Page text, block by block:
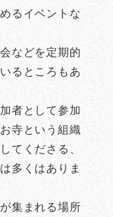
るイベントな
などを定期的
るところもあ
者として参加
寺という組織
てくださる、
多くはありま
集まれる場所